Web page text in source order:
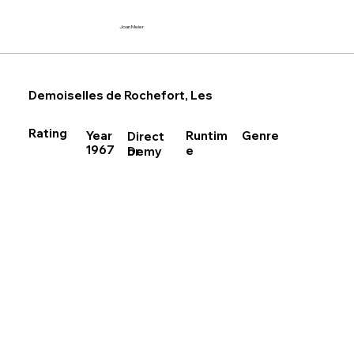
Joan Meier
Demoiselles de Rochefort, Les
Year
Direct
or
Runtim
e
Genre
1967
Demy
Rating